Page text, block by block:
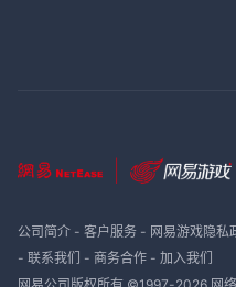
公司简介- 客户服务- 网易游戏隐私
- 联系我们 - 商务合作- 加入我们